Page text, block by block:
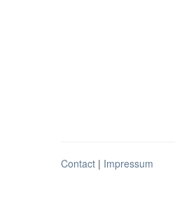
Contact | Impressum